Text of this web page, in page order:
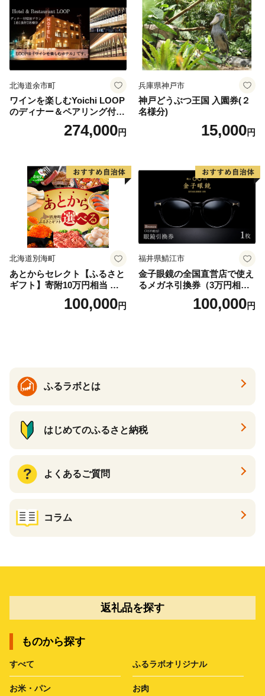
北海道余市町
ワインを楽しむYoichi LOOP
のディナー＆ペアリング付宿
泊プラン＜デラックスツイン
274,000円
兵庫県神戸市
神戸どうぶつ王国 入園券(２
名様分)
15,000円
北海道別海町
あとからセレクト【ふるさと
ギフト】寄附10万円相当 あ
とから選べる！ ギフト いく
ら ほたて 海鮮 牛肉 別海町
ギフト ふるさと納税 ）
100,000円
福井県鯖江市
金子眼鏡の全国直営店で使え
るメガネ引換券（3万円相
100,000円
ふるラボとは
はじめてのふるさと納税
よくあるご質問
コラム
返礼品を探す
ものから探す
すべて ふるラボオリジナル
お米・パン お肉